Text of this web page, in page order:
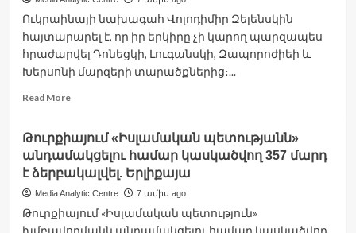
դրություն
է
հայտարարվել
Ուկրաինայի նախագահ Վոլոդիմիր Զելենսկին
հայտարարել է, որ իր երկիրը չի կարող պարզապես
հրաժարվել Դոնեցկի, Լուգանսկի, Զապորոժիեի և
Խերսոնի մարզերի տարածքներից։...
Read MoreRead
Ուկրաինան
չի
կարող
պարզապես
հրաժարվել
Դոնեցկի,
Թուրքիայում «Իսլամական պետությանն»
անդամակցելու համար կասկածվող 357 մարդ
է ձերբակալվել. Երլիքայա
Media Analytic Centre 7 ամիս ago
Թուրքիայում «Իսլամական պետություն»
խմբավորմանն անդամակցելու համար կասկածվող